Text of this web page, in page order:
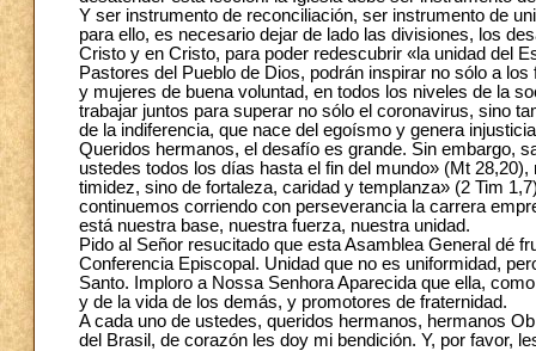
Y ser instrumento de reconciliación, ser instrumento de
para ello, es necesario dejar de lado las divisiones, los
Cristo y en Cristo, para poder redescubrir «la unidad del
Pastores del Pueblo de Dios, podrán inspirar no sólo a
y mujeres de buena voluntad, en todos los niveles de la
trabajar juntos para superar no sólo el coronavirus, sino
de la indiferencia, que nace del egoísmo y genera
Queridos hermanos, el desafío es grande. Sin embargo,
ustedes todos los días hasta el fin del mundo» (Mt
timidez, sino de fortaleza, caridad y templanza» (2 Tim
continuemos corriendo con perseverancia la carrera
está nuestra base, nuestra fuerza, nuestra unidad.
Pido al Señor resucitado que esta Asamblea General dé
Conferencia Episcopal. Unidad que no es uniformidad,
Santo. Imploro a Nossa Senhora Aparecida que ella,
y de la vida de los demás, y promotores de fraternidad.
A cada uno de ustedes, queridos hermanos, hermanos
del Brasil, de corazón les doy mi bendición. Y, por favor,